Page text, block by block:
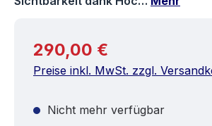
Regulärer Preis:
290,00 €
Preise inkl. MwSt. zzgl.
Nicht mehr verfügbar